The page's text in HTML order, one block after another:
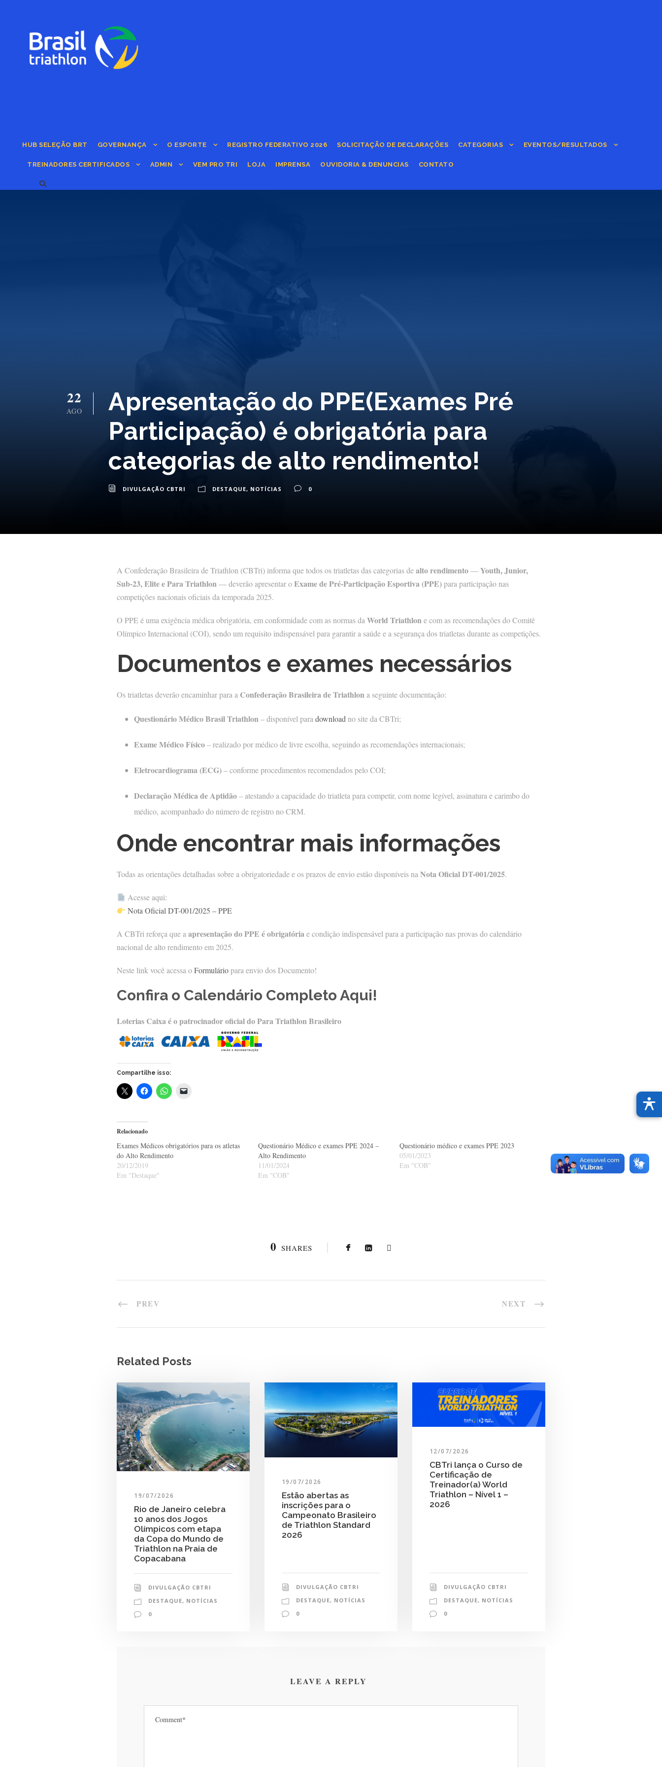
HUB SELEÇÃO BRT GOVERNANÇA O ESPORTE REGISTRO FEDERATIVO 2026 SOLICITAÇÃO DE DECLARAÇÕES CATEGORIAS EVENTOS/RESULTADOS
TREINADORES CERTIFICADOS ADMIN VEM PRO TRI LOJA IMPRENSA OUVIDORIA & DENUNCIAS CONTATO
22
AGO
Apresentação do PPE(Exames Pré
Participação) é obrigatória para
categorias de alto rendimento!
DIVULGAÇÃO CBTRI DESTAQUE, NOTÍCIAS 0
A Confederação Brasileira de Triathlon (CBTri) informa que todos os triatletas das categorias dealto rendimento—Youth, Junior,
Sub-23, Elite e Para Triathlon— deverão apresentar oExame de Pré-Participação Esportiva (PPE)para participação nas
competições nacionais oficiais da temporada 2025.
O PPE é uma exigência médica obrigatória, em conformidade com as normas daWorld Triathlone com as recomendações do Comitê
Olímpico Internacional (COI), sendo um requisito indispensável para garantir a saúde e a segurança dos triatletas durante as competições.
Documentos e exames necessários
Os triatletas deverão encaminhar para a Confederação Brasileira de Triathlona seguinte documentação:
Questionário Médico Brasil Triathlon– disponível paradownloadno site da CBTri;
Exame Médico Físico– realizado por médico de livre escolha, seguindo as recomendações internacionais;
Eletrocardiograma (ECG)– conforme procedimentos recomendados pelo COI;
Declaração Médica de Aptidão– atestando a capacidade do triatleta para competir, com nome legível, assinatura e carimbo do
médico, acompanhado do número de registro no CRM.
Onde encontrar mais informações
Todas as orientações detalhadas sobre a obrigatoriedade e os prazos de envio estão disponíveis naNota Oficial DT-001/2025.
Acesse aqui:
Nota Oficial DT-001/2025 – PPE
A CBTri reforça que aapresentação do PPE é obrigatóriae condição indispensável para a participação nas provas do calendário
nacional de alto rendimento em 2025.
Neste link você acessa oFormuláriopara envio dos Documento!
Confira o Calendário Completo Aqui!
Loterias Caixa é o patrocinador oficial do Para Triathlon Brasileiro
Compartilhe isso:
Relacionado
Exames Médicos obrigatórios para os atletas
do Alto Rendimento
20/12/2019
Em "Destaque"
Questionário Médico e exames PPE 2024 –
Alto Rendimento
11/01/2024
Em "COB"
Questionário médico e exames PPE 2023
05/01/2023
Em "COB"
0 SHARES
PREV NEXT
Related Posts
19/07/2026
Rio de Janeiro celebra
10 anos dos Jogos
Olímpicos com etapa
da Copa do Mundo de
Triathlon na Praia de
Copacabana
DIVULGAÇÃO CBTRI
DESTAQUE, NOTÍCIAS
0
19/07/2026
Estão abertas as
inscrições para o
Campeonato Brasileiro
de Triathlon Standard
2026
DIVULGAÇÃO CBTRI
DESTAQUE, NOTÍCIAS
0
12/07/2026
CBTri lança o Curso de
Certificação de
Treinador(a) World
Triathlon – Nível 1 –
2026
DIVULGAÇÃO CBTRI
DESTAQUE, NOTÍCIAS
0
LEAVE A REPLY